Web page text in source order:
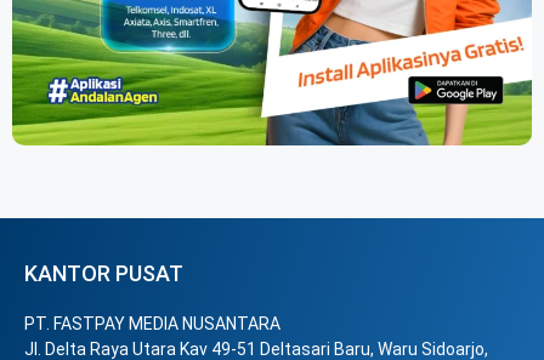
KANTOR PUSAT
PT. FASTPAY MEDIA NUSANTARA
Jl. Delta Raya Utara Kav 49-51 Deltasari Baru, Waru Sidoarjo,